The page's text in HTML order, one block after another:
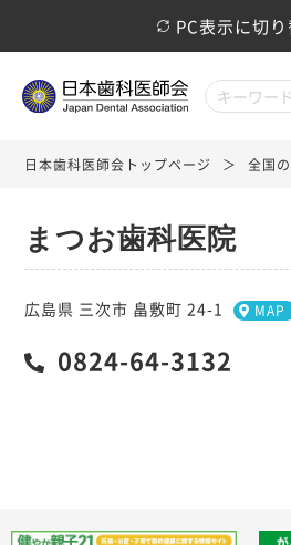
PC表示に切
日本歯科医師会トップページ 全国
まつお歯科医院
広島県 三次市 畠敷町 24-1 MAP
0824-64-3132